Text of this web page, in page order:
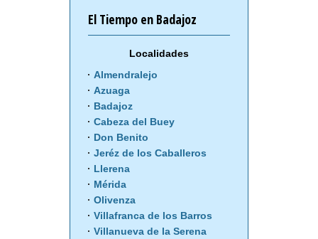
El Tiempo en Badajoz
Localidades
Almendralejo
Azuaga
Badajoz
Cabeza del Buey
Don Benito
Jeréz de los Caballeros
Llerena
Mérida
Olivenza
Villafranca de los Barros
Villanueva de la Serena